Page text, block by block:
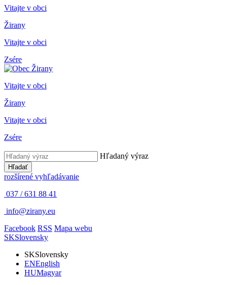
Vitajte v obci
Žirany
Vitajte v obci
Zsére
Vitajte v obci
Žirany
Vitajte v obci
Zsére
Hľadaný výraz
Hľadať
rozšírené vyhľadávanie
037 / 631 88 41
info@zirany.eu
Facebook RSS Mapa webu
SKSlovensky
SKSlovensky
ENEnglish
HUMagyar